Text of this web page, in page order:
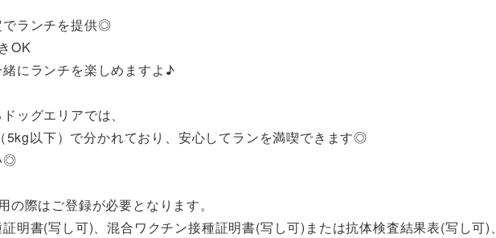
でランチを提供◎
OK
にランチを楽しめますよ♪
ッグエリアでは、
5kg以下）で分かれており、安心してランを満喫できます◎
◎
際はご登録が必要となります。
明書(写し可)、混合ワクチン接種証明書(写し可)または抗体検査結果表(写し可)、